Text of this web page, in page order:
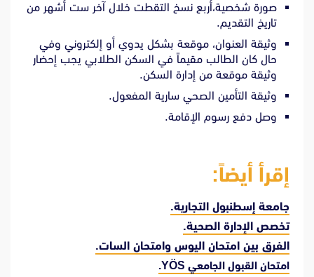
صورة شخصية،أربع نسخ التقطت خلال آخر ست أشهر من
تاريخ التقديم.
وثيقة العنوان، موقعة بشكل يدوي أو إلكتروني وفي
حال كان الطالب مقيماً في السكن الطلابي يجب إحضار
وثيقة موقعة من إدارة السكن.
وثيقة التأمين الصحي سارية المفعول.
وصل دفع رسوم الإقامة.
إقرأ أيضاً:
جامعة إسطنبول التجارية.
تخصص الإدارة الصحية.
الفرق بين امتحان اليوس وامتحان السات.
امتحان القبول الجامعي YÖS.